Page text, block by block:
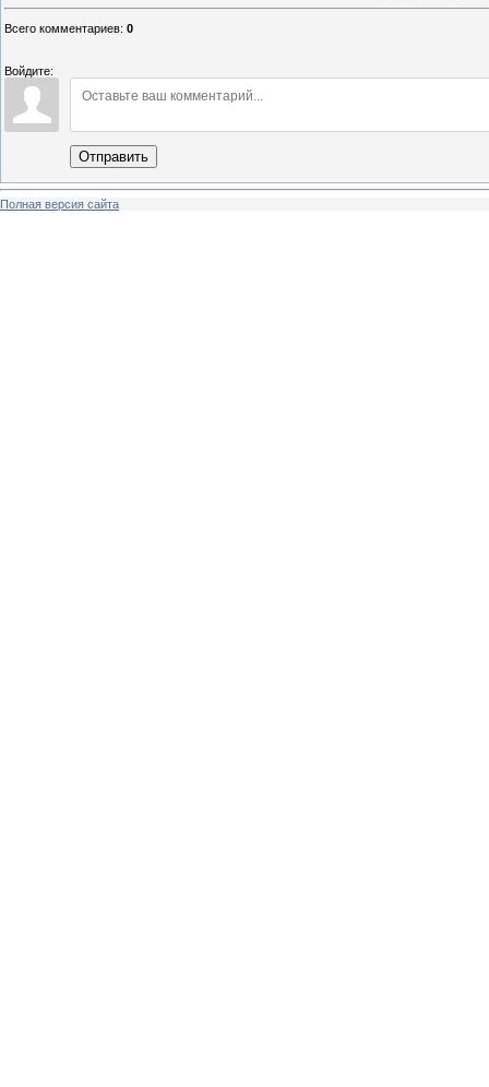
Всего комментариев: 0
Войдите:
Отправить
Полная версия сайта